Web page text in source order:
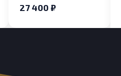
ClasPremium 24-30
27 400 ₽